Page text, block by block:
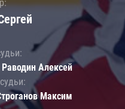
Алексей
Максим